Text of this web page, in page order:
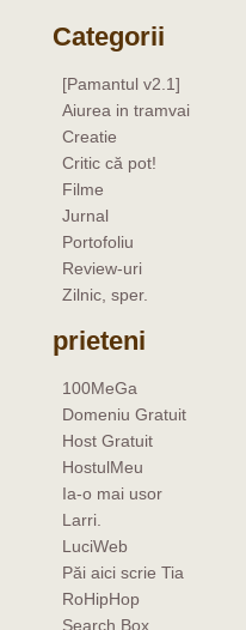
Categorii
[Pamantul v2.1]
Aiurea in tramvai
Creatie
Critic că pot!
Filme
Jurnal
Portofoliu
Review-uri
Zilnic, sper.
prieteni
100MeGa
Domeniu Gratuit
Host Gratuit
HostulMeu
Ia-o mai usor
Larri.
LuciWeb
Păi aici scrie Tia
RoHipHop
Search Box